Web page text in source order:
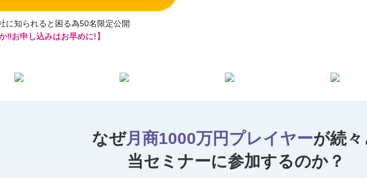
に知られると困る為50名限定公開
‼︎お申し込みはお早めに!】
なぜ月商1000万円プレイヤーが続々
当セミナーに参加するのか？